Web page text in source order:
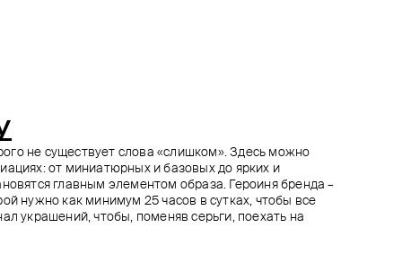
не существует слова «слишком». Здесь можно
от миниатюрных и базовых до ярких и
главным элементом образа. Героиня бренда –
нужно как минимум 25 часов в сутках, чтобы все
украшений, чтобы, поменяв серьги, поехать на